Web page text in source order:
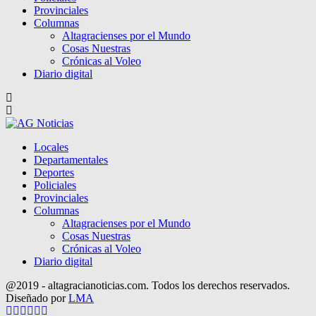
Provinciales
Columnas
Altagracienses por el Mundo
Cosas Nuestras
Crónicas al Voleo
Diario digital
Locales
Departamentales
Deportes
Policiales
Provinciales
Columnas
Altagracienses por el Mundo
Cosas Nuestras
Crónicas al Voleo
Diario digital
@2019 - altagracianoticias.com. Todos los derechos reservados.
Diseñado porLMA
Facebook
Twitter
Instagram
Pinterest
Google